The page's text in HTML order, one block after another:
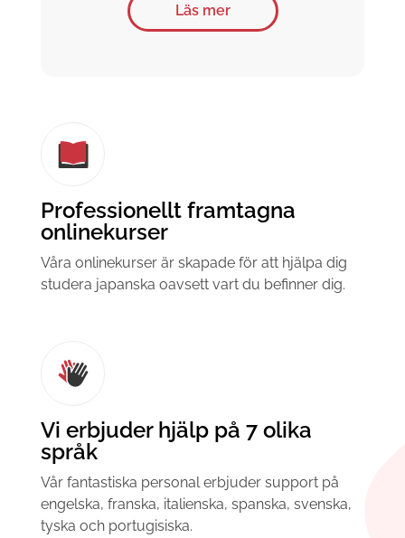
Läs mer
Professionellt framtagna
onlinekurser
Våra onlinekurser är skapade för att hjälpa dig
studera japanska oavsett vart du befinner dig.
Vi erbjuder hjälp på 7 olika
språk
Vår fantastiska personal erbjuder support på
engelska, franska, italienska, spanska, svenska,
tyska och portugisiska.